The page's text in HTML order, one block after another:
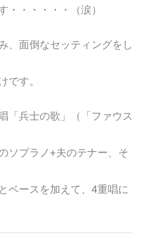
・・・・・・（涙）
、面倒なセッティングをし
です。
「兵士の歌」（「ファウス
ソプラノ+夫のテナー、そ
ベースを加えて、4重唱に